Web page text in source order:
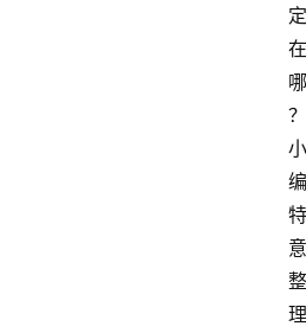
定
在
哪
？
小
编
特
意
整
理